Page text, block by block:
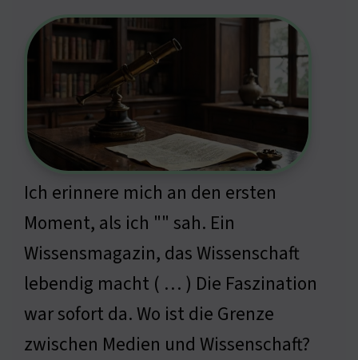
Ich erinnere mich an den ersten
Moment, als ich "" sah. Ein
Wissensmagazin, das Wissenschaft
lebendig macht ( … ) Die Faszination
war sofort da. Wo ist die Grenze
zwischen Medien und Wissenschaft?